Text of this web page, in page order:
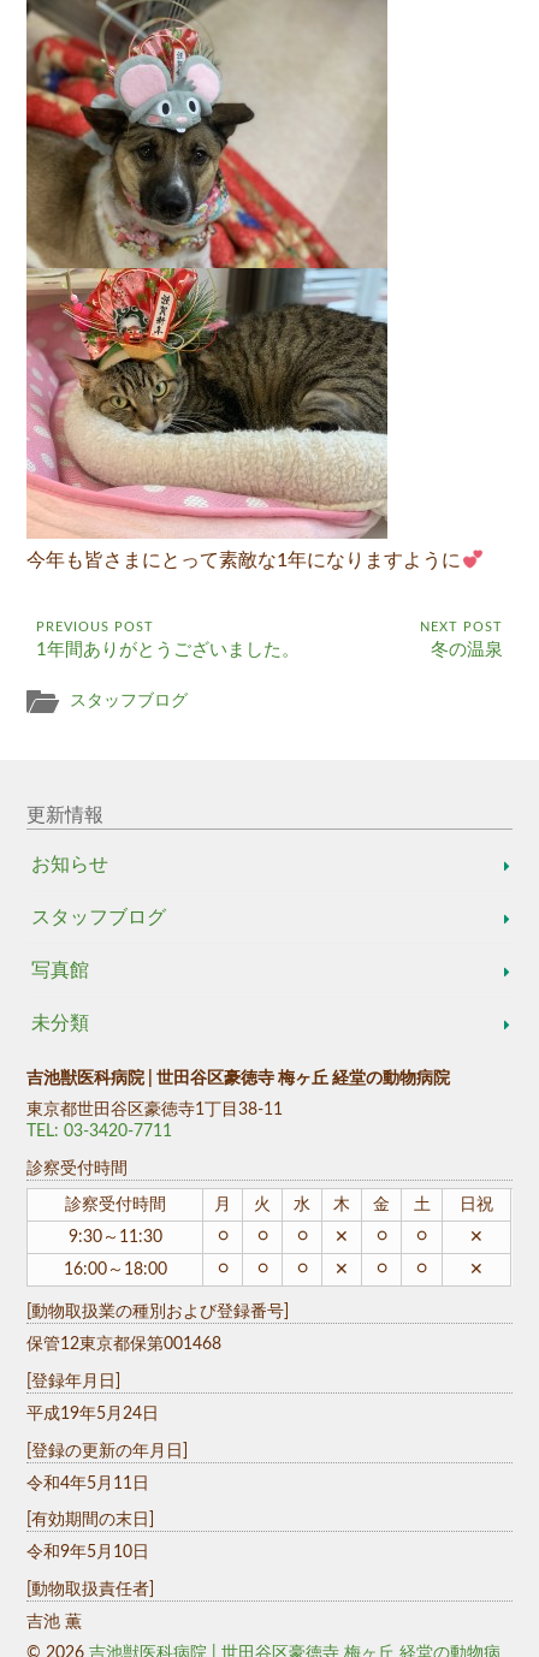
今年も皆さまにとって素敵な1年になりますように
PREVIOUS POST
1年間ありがとうございました。
NEXT POST
冬の温泉
スタッフブログ
更新情報
お知らせ
スタッフブログ
写真館
未分類
吉池獣医科病院 | 世田谷区豪徳寺 梅ヶ丘 経堂の動物病院
東京都世田谷区豪徳寺1丁目38-11
TEL: 03-3420-7711
診察受付時間
診察受付時間 月 火 水 木 金 土
日祝
9:30～11:30
○ ○ ○ ✕ ○ ○
✕
16:00～18:00
○ ○ ○ ✕ ○ ○ ✕
[動物取扱業の種別および登録番号]
保管12東京都保第001468
[登録年月日]
平成19年5月24日
[登録の更新の年月日]
令和4年5月11日
[有効期間の末日]
令和9年5月10日
[動物取扱責任者]
吉池 薫
© 2026吉池獣医科病院 | 世田谷区豪徳寺 梅ヶ丘 経堂の動物病